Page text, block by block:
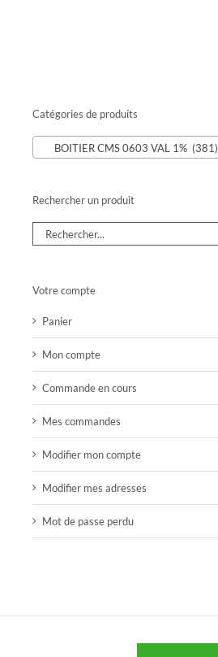
Catégories de produits
BOITIER CMS 0603 VAL 1% (381)
Rechercher un produit
Votre compte
Panier
Mon compte
Commande en cours
Mes commandes
Modifier mon compte
Modifier mes adresses
Mot de passe perdu